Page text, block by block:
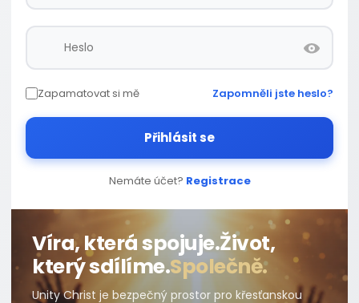
Zapamatovat si mě Zapomněli jste heslo?
Přihlásit se
Nemáte účet? Registrace
Víra, která spojuje.Život,
který sdílíme.Společně.
Unity Christ je bezpečný prostor pro křesťanskou